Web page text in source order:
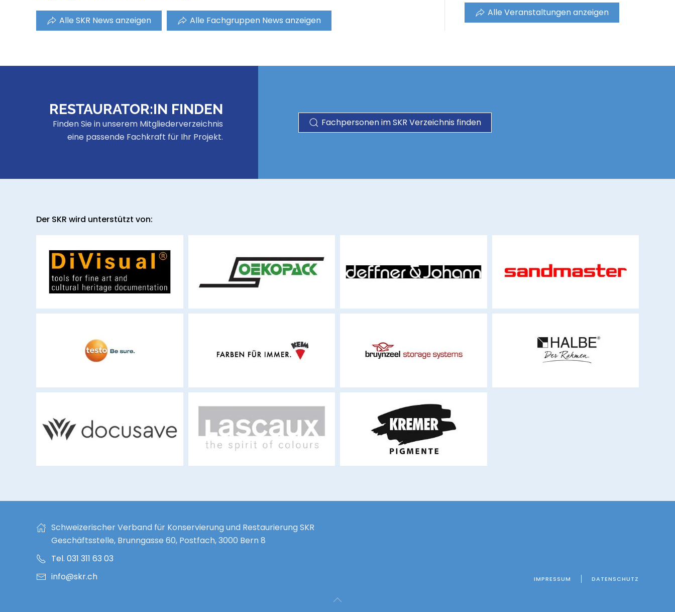
Alle SKR News anzeigen Alle Fachgruppen News anzeigen
Alle Veranstaltungen anzeigen
RESTAURATOR:IN FINDEN
Finden Sie in unserem Mitgliederverzeichnis
eine passende Fachkraft für Ihr Projekt.
Fachpersonen im SKR Verzeichnis finden
Der SKR wird unterstützt von:
divisual.com oekopack.ch deffner-johann.de sandmaster-technology.com
testo.com keim.com bruynzeel.ch halbe-rahmen.de
docusave.ch lascaux.ch kremer-pigmente.com
Schweizerischer Verband für Konservierung und Restaurierung SKR
Geschäftsstelle, Brunngasse 60, Postfach, 3000 Bern 8
Tel. 031 311 63 03
info@skr.ch
IMPRESSUM DATENSCHUTZ